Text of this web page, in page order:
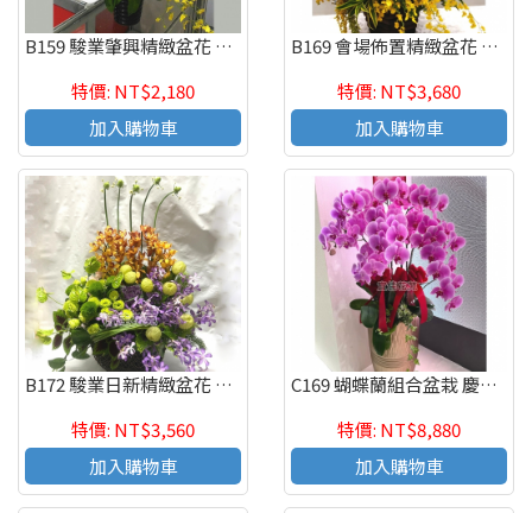
B159 駿業肇興精緻盆花 慶祝榮陞、開幕喬遷、參展成功
特價: NT$2,180
加入購物車
B169 會場佈置精緻盆花 慶祝榮陞、開幕喬遷、參展成功
特價: NT$3,680
加入購物車
B172 駿業日新精緻盆花 慶祝榮陞、開幕喬遷、參展成功
特價: NT$3,560
加入購物車
C169 蝴蝶蘭組合盆栽 慶祝榮陞、開幕喬遷、參展成功、祝賀花禮
特價: NT$8,880
加入購物車